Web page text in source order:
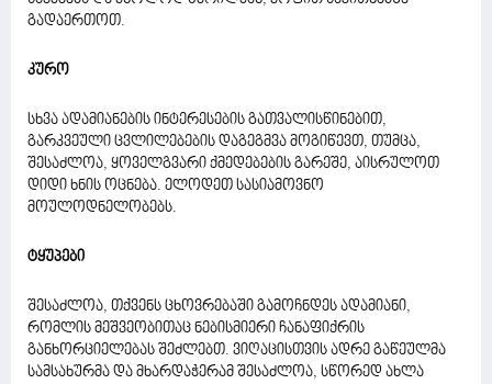
გადაერთოთ.
კურო
სხვა ადამიანების ინტერესების გათვალისწინებით,
გარკვეული ცვლილებების დაგეგმვა მოგიწევთ, თუმცა,
შესაძლოა, ყოველგვარი ქმედებების გარეშე, აისრულოთ
დიდი ხნის ოცნება. ელოდეთ სასიამოვნო
მოულოდნელობებს.
ტყუპები
შესაძლოა, თქვენს ცხოვრებაში გამოჩნდეს ადამიანი,
რომლის მეშვეობითაც ნებისმიერი ჩანაფიქრის
განხორციელებას შეძლებთ. ვიღაცისთვის ადრე გაწეულმა
სამსახურმა და მხარდაჭერამ შესაძლოა, სწორედ ახლა